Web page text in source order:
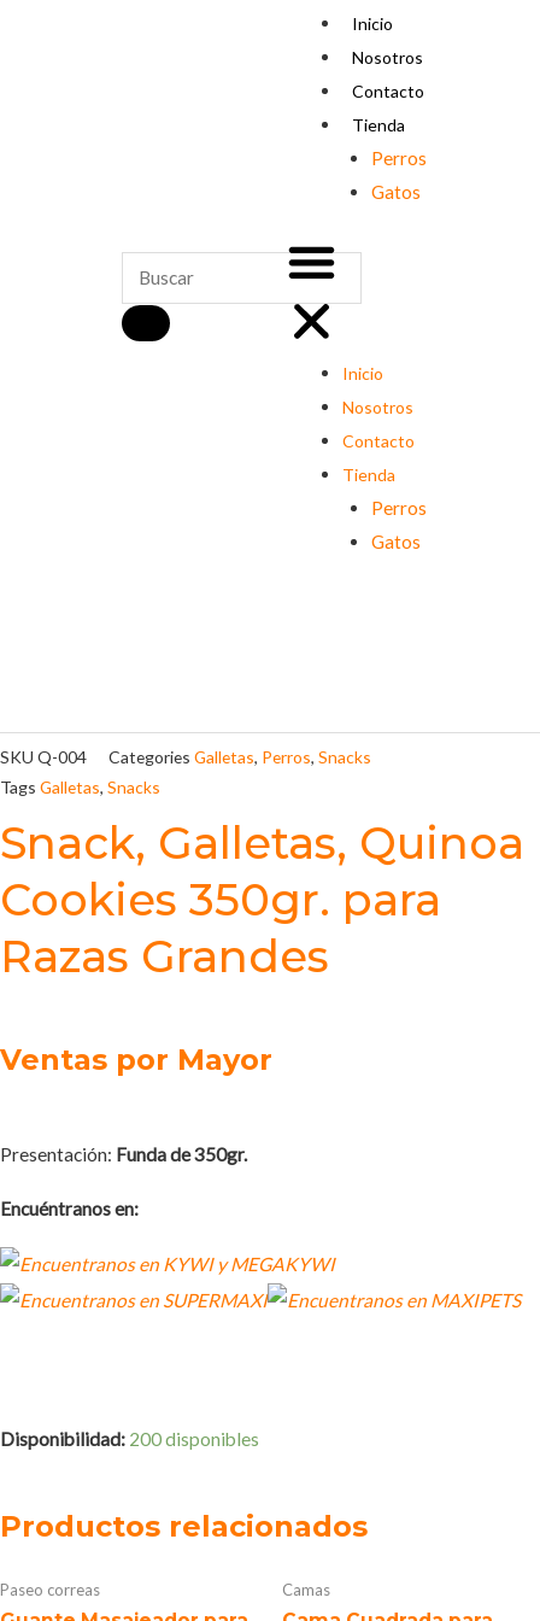
Search
SEARCH
Inicio
Nosotros
Contacto
Tienda
Perros
Gatos
Menu
Inicio
Nosotros
Contacto
Tienda
Perros
Gatos
SKU Q-004 Categories Galletas, Perros, Snacks
Tags Galletas, Snacks
Snack, Galletas, Quinoa
Cookies 350gr. para
Razas Grandes
Ventas por Mayor
Presentación: Funda de 350gr.
Encuéntranos en:
Disponibilidad: 200 disponibles
Productos relacionados
Paseo correas Camas